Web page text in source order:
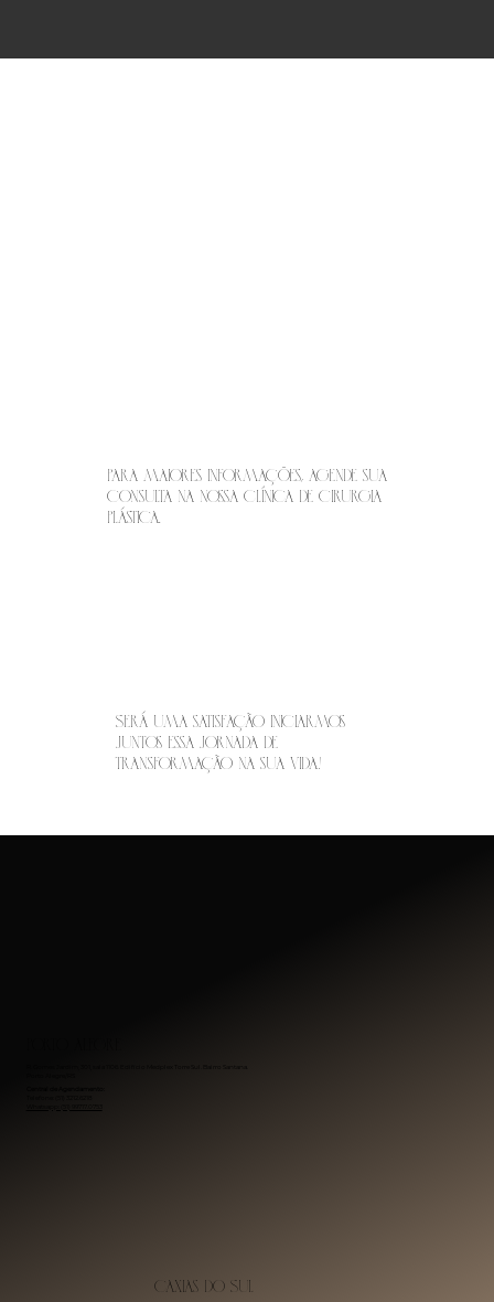
Para maiores informações, agende sua
consulta na nossa Clínica de Cirurgia
Plástica.
Será uma satisfação iniciarmos
juntos essa jornada de
transformação na sua vida!
Caxias do Sul